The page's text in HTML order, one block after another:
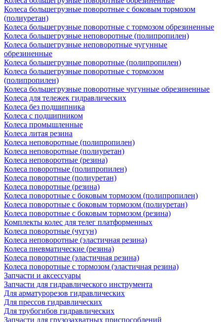
Колеса большегрузные поворотные с боковым тормозом
(полиуретан)
Колеса большегрузные поворотные с тормозом обрезиненные
Колеса большегрузные неповоротные (полипропилен)
Колеса большегрузные неповоротные чугунные
обрезиненные
Колеса большегрузные поворотные (полипропилен)
Колеса большегрузные поворотные с тормозом
(полипропилен)
Колеса большегрузные поворотные чугунные обрезиненные
Колеса для тележек гидравлических
Колеса без подшипника
Колеса с подшипником
Колеса промышленные
Колеса литая резина
Колеса неповоротные (полипропилен)
Колеса неповоротные (полиуретан)
Колеса неповоротные (резина)
Колеса поворотные (полипропилен)
Колеса поворотные (полиуретан)
Колеса поворотные (резина)
Колеса поворотные c боковым тормозом (полипропилен)
Колеса поворотные c боковым тормозом (полиуретан)
Колеса поворотные c боковым тормозом (резина)
Комплекты колес для телег платформенных
Колеса поворотные (чугун)
Колеса неповоротные (эластичная резина)
Колеса пневматические (резина)
Колеса поворотные (эластичная резина)
Колеса поворотные c тормозом (эластичная резина)
Запчасти и аксессуары
Запчасти для гидравлического инструмента
Для арматурорезов гидравлических
Для прессов гидравлических
Для трубогибов гидравлических
Запчасти для грузозахватных приспособлений